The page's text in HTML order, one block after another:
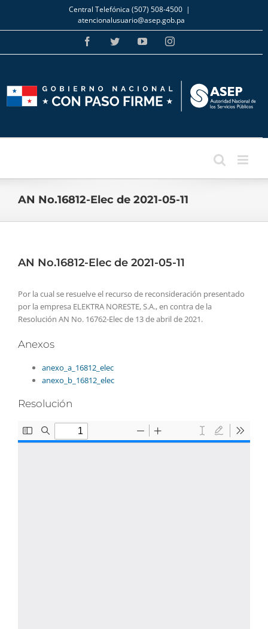
Skip
to
content
Central Telefónica (507) 508-4500 |
atencionalusuario@asep.gob.pa
FacebookTwitterYouTubeInstagram
AN No.16812-Elec de 2021-05-11
AN No.16812-Elec de 2021-05-11
Por la cual se resuelve el recurso de reconsideración presentado
por la empresa ELEKTRA NORESTE, S.A., en contra de la
Resolución AN No. 16762-Elec de 13 de abril de 2021.
Anexos
anexo_a_16812_elec
anexo_b_16812_elec
Resolución